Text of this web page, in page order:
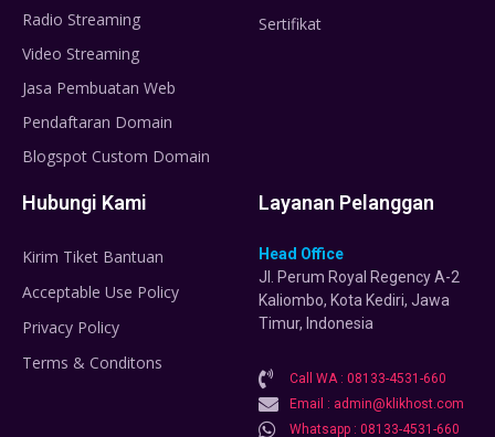
Radio Streaming
Video Streaming
Jasa Pembuatan Web
Pendaftaran Domain
Blogspot Custom Domain
Sertifikat
Hubungi Kami
Kirim Tiket Bantuan
Acceptable Use Policy
Privacy Policy
Terms & Conditons
Layanan Pelanggan
Head Office
Jl. Perum Royal Regency A-2
Kaliombo, Kota Kediri, Jawa
Timur, Indonesia
Call WA : 08133-4531-660
Email : admin@klikhost.com
Whatsapp : 08133-4531-660